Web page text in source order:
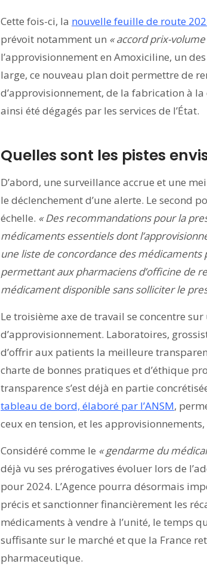
Cette fois-ci, la nouvelle feuille de route
prévoit notamment un « accord prix-volume
l’approvisionnement en Amoxiciline, un
large, ce nouveau plan doit permettre de
d’approvisionnement, de la fabrication à
ainsi été dégagés par les services de l’État.
Quelles sont les pistes
D’abord, une surveillance accrue et une
le déclenchement d’une alerte. Le second
échelle. « Des recommandations pour la
médicaments essentiels dont
une liste de concordance des
permettant aux pharmaciens d’officine de
médicament disponible sans solliciter le
Le troisième axe de travail se concentre
d’approvisionnement. Laboratoires,
d’offrir aux patients la meilleure
charte de bonnes pratiques et d’éthique
transparence s’est déjà en partie
tableau de bord, élaboré par l’ANSM,
ceux en tension, et les
Considéré comme le « gendarme du
déjà vu ses prérogatives évoluer lors de
pour 2024. L’Agence pourra désormais
précis et sanctionner financièrement les
médicaments à vendre à l’unité, le temps
suffisante sur le marché et que la France
pharmaceutique.